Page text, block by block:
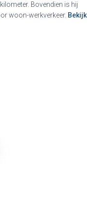
Bovendien is hij
woon-werkverkeer. Bekijk